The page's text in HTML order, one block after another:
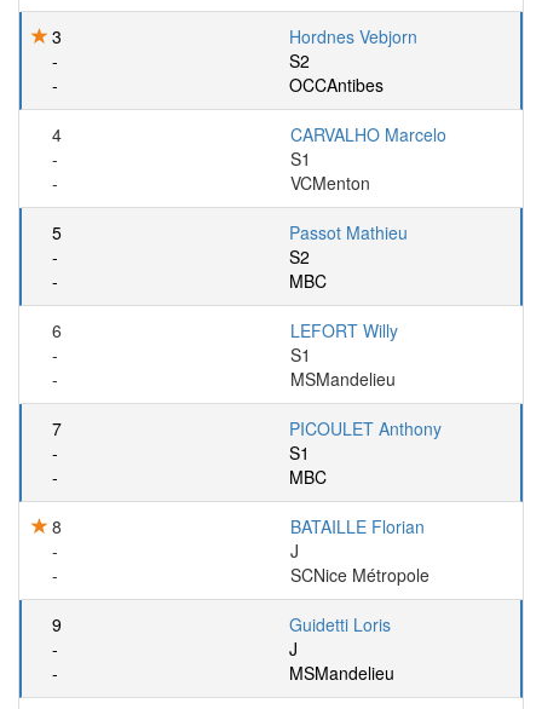
3
-
-
Hordnes Vebjorn
S2
OCCAntibes
4
-
-
CARVALHO Marcelo
S1
VCMenton
5
-
-
Passot Mathieu
S2
MBC
6
-
-
LEFORT Willy
S1
MSMandelieu
7
-
-
PICOULET Anthony
S1
MBC
8
-
-
BATAILLE Florian
J
SCNice Métropole
9
-
-
Guidetti Loris
J
MSMandelieu